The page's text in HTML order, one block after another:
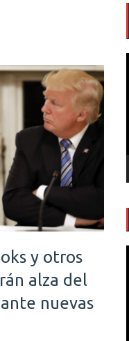
y otros
alza del
nuevas